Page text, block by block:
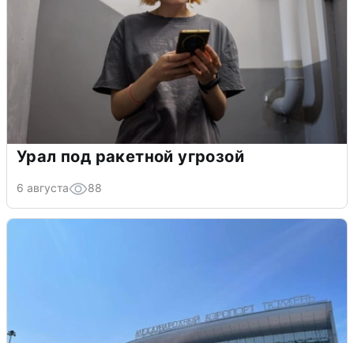
Урал под ракетной угрозой
6 августа 88